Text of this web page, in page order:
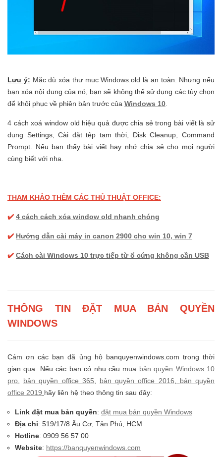
Lưu ý: Mặc dù xóa thư mục Windows.old là an toàn. Nhưng nếu
bạn xóa nội dung của nó, bạn sẽ không thể sử dụng các tùy chọn
để khôi phục về phiên bản trước của Windows 10.
4 cách xoá window old hiệu quả được chia sẻ trong bài viết là sử
dụng Settings, Cài đặt tệp tạm thời, Disk Cleanup, Command
Prompt. Nếu bạn thấy bài viết hay nhớ chia sẻ cho mọi người
cùng biết với nha.
THAM KHẢO THÊM CÁC THỦ THUẬT OFFICE:
✔️ 4 cách cách xóa window old nhanh chóng
✔️ Hướng dẫn cài máy in canon 2900 cho win 10, win 7
✔️ Cách cài Windows 10 trực tiếp từ ổ cứng không cần USB
THÔNG TIN ĐẶT MUA BẢN QUYỀN
WINDOWS
Cám ơn các bạn đã ủng hộ banquyenwindows.com trong thời
gian qua. Nếu các bạn có nhu cầu mua bản quyền Windows 10
pro, bản quyền office 365, bản quyền office 2016, bản quyền
office 2019 hãy liên hệ theo thông tin sau đây:
Link đặt mua bản quyền: đặt mua bản quyền Windows
Địa chỉ: 519/17/8 Âu Cơ, Tân Phú, HCM
Hotline: 0909 56 57 00
Website: https://banquyenwindows.com